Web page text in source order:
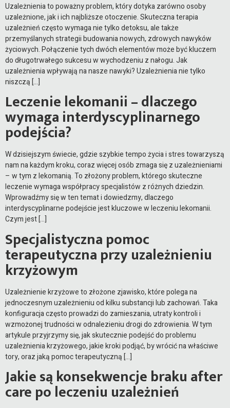
Uzależnienia to poważny problem, który dotyka zarówno osoby
uzależnione, jak i ich najbliższe otoczenie. Skuteczna terapia
uzależnień często wymaga nie tylko detoksu, ale także
przemyślanych strategii budowania nowych, zdrowych nawyków
życiowych. Połączenie tych dwóch elementów może być kluczem
do długotrwałego sukcesu w wychodzeniu z nałogu. Jak
uzależnienia wpływają na nasze nawyki? Uzależnienia nie tylko
niszczą […]
Leczenie lekomanii – dlaczego
wymaga interdyscyplinarnego
podejścia?
W dzisiejszym świecie, gdzie szybkie tempo życia i stres towarzyszą
nam na każdym kroku, coraz więcej osób zmaga się z uzależnieniami
– w tym z lekomanią. To złożony problem, którego skuteczne
leczenie wymaga współpracy specjalistów z różnych dziedzin.
Wprowadźmy się w ten temat i dowiedzmy, dlaczego
interdyscyplinarne podejście jest kluczowe w leczeniu lekomanii.
Czym jest […]
Specjalistyczna pomoc
terapeutyczna przy uzależnieniu
krzyżowym
Uzależnienie krzyżowe to złożone zjawisko, które polega na
jednoczesnym uzależnieniu od kilku substancji lub zachowań. Taka
konfiguracja często prowadzi do zamieszania, utraty kontroli i
wzmożonej trudności w odnalezieniu drogi do zdrowienia. W tym
artykule przyjrzymy się, jak skutecznie podejść do problemu
uzależnienia krzyżowego, jakie kroki podjąć, by wrócić na właściwe
tory, oraz jaką pomoc terapeutyczną […]
Jakie są konsekwencje braku after
care po leczeniu uzależnień